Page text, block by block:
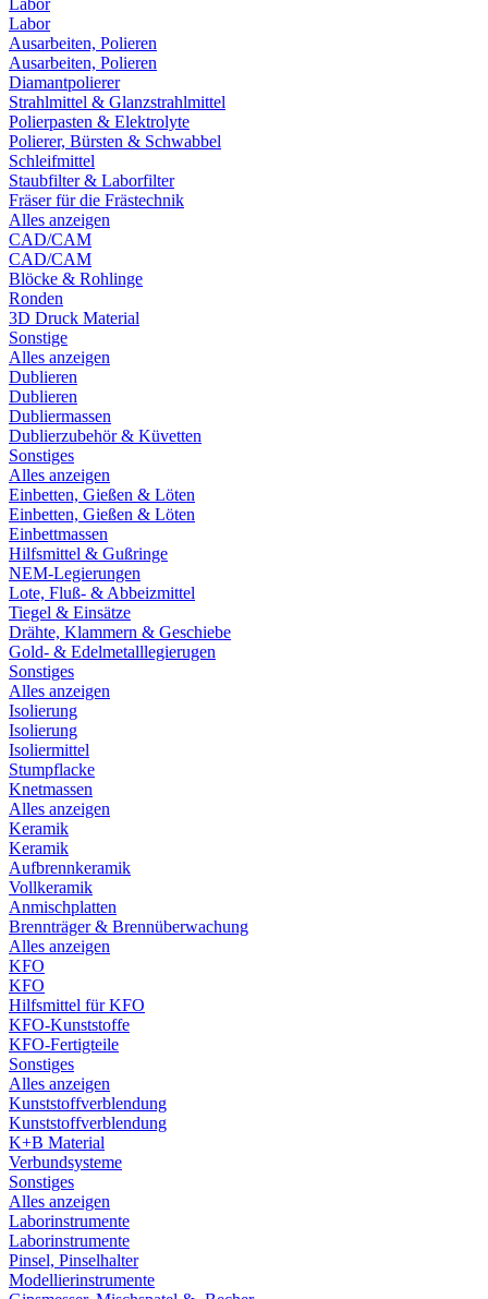
Labor
Labor
Ausarbeiten, Polieren
Ausarbeiten, Polieren
Diamantpolierer
Strahlmittel & Glanzstrahlmittel
Polierpasten & Elektrolyte
Polierer, Bürsten & Schwabbel
Schleifmittel
Staubfilter & Laborfilter
Fräser für die Frästechnik
Alles anzeigen
CAD/CAM
CAD/CAM
Blöcke & Rohlinge
Ronden
3D Druck Material
Sonstige
Alles anzeigen
Dublieren
Dublieren
Dubliermassen
Dublierzubehör & Küvetten
Sonstiges
Alles anzeigen
Einbetten, Gießen & Löten
Einbetten, Gießen & Löten
Einbettmassen
Hilfsmittel & Gußringe
NEM-Legierungen
Lote, Fluß- & Abbeizmittel
Tiegel & Einsätze
Drähte, Klammern & Geschiebe
Gold- & Edelmetalllegierugen
Sonstiges
Alles anzeigen
Isolierung
Isolierung
Isoliermittel
Stumpflacke
Knetmassen
Alles anzeigen
Keramik
Keramik
Aufbrennkeramik
Vollkeramik
Anmischplatten
Brennträger & Brennüberwachung
Alles anzeigen
KFO
KFO
Hilfsmittel für KFO
KFO-Kunststoffe
KFO-Fertigteile
Sonstiges
Alles anzeigen
Kunststoffverblendung
Kunststoffverblendung
K+B Material
Verbundsysteme
Sonstiges
Alles anzeigen
Laborinstrumente
Laborinstrumente
Pinsel, Pinselhalter
Modellierinstrumente